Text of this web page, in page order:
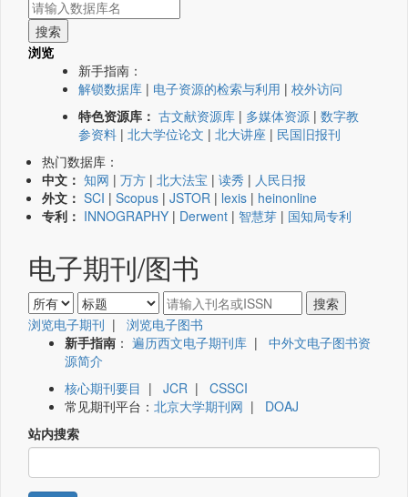
浏览
新手指南：
解锁数据库 | 电子资源的检索与利用 | 校外访问
特色资源库： 古文献资源库 | 多媒体资源 | 数字教
参资料 | 北大学位论文 | 北大讲座 | 民国旧报刊
热门数据库：
中文： 知网 | 万方 | 北大法宝 | 读秀 | 人民日报
外文： SCI | Scopus | JSTOR | lexis | heinonline
专利： INNOGRAPHY | Derwent | 智慧芽 | 国知局专利
电子期刊/图书
浏览电子期刊 | 浏览电子图书
新手指南 ： 遍历西文电子期刊库 | 中外文电子图书资
源简介
核心期刊要目 | JCR | CSSCI
常见期刊平台： 北京大学期刊网 | DOAJ
站内搜索